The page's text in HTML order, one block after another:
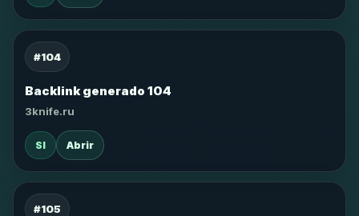
#104
Backlink generado 104
3knife.ru
SI Abrir
#105